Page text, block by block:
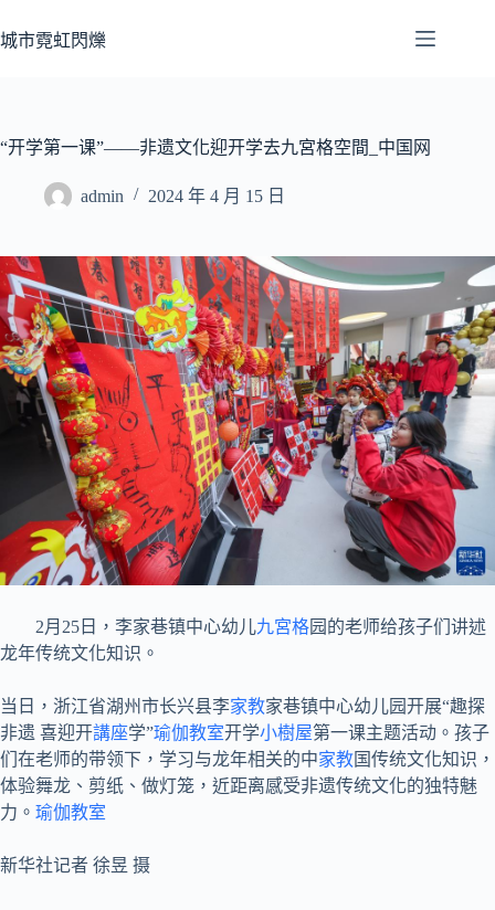
至
容
城市霓虹閃爍
“开学第一课”——非遗文化迎开学去九宮格空間_中国网
admin 2024 年 4 月 15 日
2月25日，李家巷镇中心幼儿九宮格园的老师给孩子们讲述
龙年传统文化知识。
当日，浙江省湖州市长兴县李家教家巷镇中心幼儿园开展“趣探
非遗 喜迎开講座学”瑜伽教室开学小樹屋第一课主题活动。孩子
们在老师的带领下，学习与龙年相关的中家教国传统文化知识，
体验舞龙、剪纸、做灯笼，近距离感受非遗传统文化的独特魅
力。 瑜伽教室
新华社记者 徐昱 摄